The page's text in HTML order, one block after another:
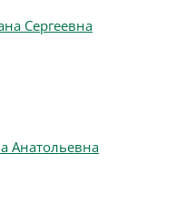
Сергеевна
Анатольевна